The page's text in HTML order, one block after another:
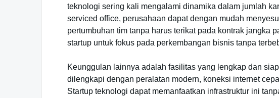
teknologi sering kali mengalami dinamika dalam jumlah
serviced office, perusahaan dapat dengan mudah
pertumbuhan tim tanpa harus terikat pada kontrak jangka
startup untuk fokus pada perkembangan bisnis tanpa
Keunggulan lainnya adalah fasilitas yang lengkap dan
dilengkapi dengan peralatan modern, koneksi internet
Startup teknologi dapat memanfaatkan infrastruktur ini